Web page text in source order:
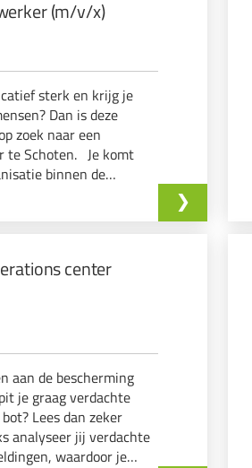
(m/v/x)
sterk en krijg je
Dan is deze
zoek naar een
te Schoten. Je komt
binnen de
center
aan de bescherming
je graag verdachte
Lees dan zeker
analyseer jij verdachte
waardoor je